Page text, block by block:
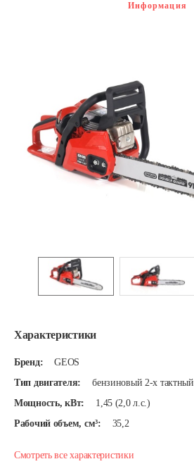
Характеристики
Бренд:
GEOS
Тип двигателя:
бензиновый 2-х тактный
Мощность, кВт:
1,45 (2,0 л.с.)
Рабочий объем, см³:
35,2
Смотреть все характеристики
Информация